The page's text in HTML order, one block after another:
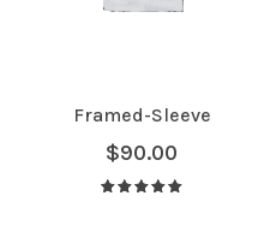
Framed-Sleeve
$90.00